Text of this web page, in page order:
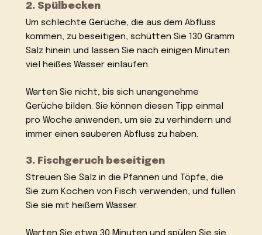
2. Spülbecken
Um schlechte Gerüche, die aus dem Abfluss
kommen, zu beseitigen, schütten Sie 130 Gramm
Salz hinein und lassen Sie nach einigen Minuten
viel heißes Wasser einlaufen.
Warten Sie nicht, bis sich unangenehme
Gerüche bilden. Sie können diesen Tipp einmal
pro Woche anwenden, um sie zu verhindern und
immer einen sauberen Abfluss zu haben.
3. Fischgeruch beseitigen
Streuen Sie Salz in die Pfannen und Töpfe, die
Sie zum Kochen von Fisch verwenden, und füllen
Sie sie mit heißem Wasser.
Warten Sie etwa 30 Minuten und spülen Sie sie